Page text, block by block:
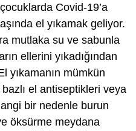
Covid-19’a
el yıkamak geliyor.
mutlaka su ve sabunla
ellerini yıkadığından
yıkamanın mümkün
el antiseptikleri veya
bir nedenle burun
öksürme meydana